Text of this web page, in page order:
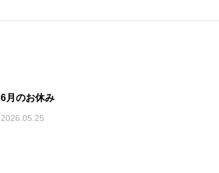
6月のお休み
2026.05.25